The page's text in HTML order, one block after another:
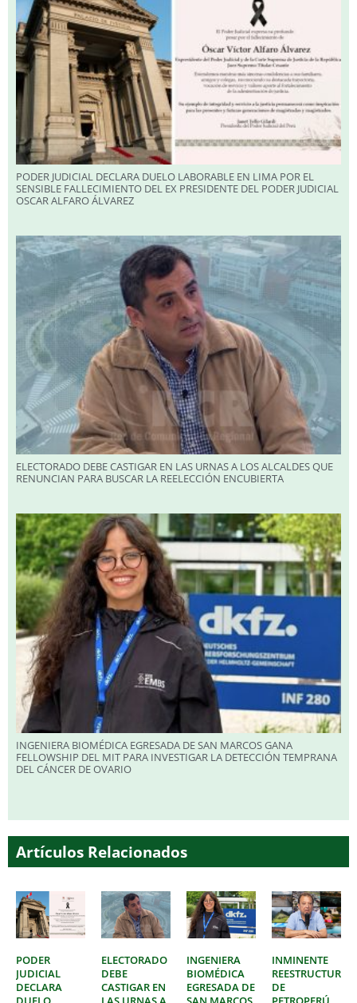
PODER JUDICIAL DECLARA DUELO LABORABLE EN LIMA POR EL
SENSIBLE FALLECIMIENTO DEL EX PRESIDENTE DEL PODER JUDICIAL
OSCAR ALFARO ÁLVAREZ
ELECTORADO DEBE CASTIGAR EN LAS URNAS A LOS ALCALDES QUE
RENUNCIAN PARA BUSCAR LA REELECCIÓN ENCUBIERTA
INGENIERA BIOMÉDICA EGRESADA DE SAN MARCOS GANA
FELLOWSHIP DEL MIT PARA INVESTIGAR LA DETECCIÓN TEMPRANA
DEL CÁNCER DE OVARIO
Artículos Relacionados
PODER
JUDICIAL
DECLARA
ELECTORADO
DEBE
CASTIGAR EN
INGENIERA
BIOMÉDICA
EGRESADA DE
INMINENTE
DE